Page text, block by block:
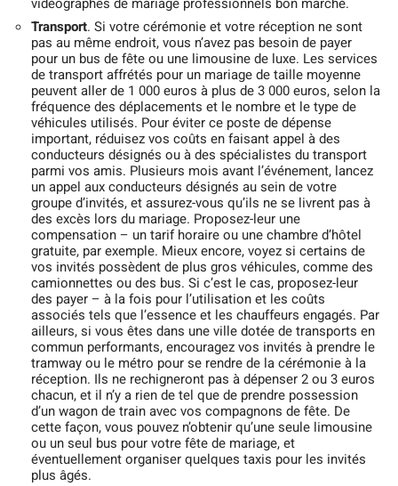
Transport. Si votre cérémonie et votre réception ne sont
pas au même endroit, vous n’avez pas besoin de payer
pour un bus de fête ou une limousine de luxe. Les services
de transport affrétés pour un mariage de taille moyenne
peuvent aller de 1 000 euros à plus de 3 000 euros, selon la
fréquence des déplacements et le nombre et le type de
véhicules utilisés. Pour éviter ce poste de dépense
important, réduisez vos coûts en faisant appel à des
conducteurs désignés ou à des spécialistes du transport
parmi vos amis. Plusieurs mois avant l’événement, lancez
un appel aux conducteurs désignés au sein de votre
groupe d’invités, et assurez-vous qu’ils ne se livrent pas à
des excès lors du mariage. Proposez-leur une
compensation – un tarif horaire ou une chambre d’hôtel
gratuite, par exemple. Mieux encore, voyez si certains de
vos invités possèdent de plus gros véhicules, comme des
camionnettes ou des bus. Si c’est le cas, proposez-leur
des payer – à la fois pour l’utilisation et les coûts
associés tels que l’essence et les chauffeurs engagés. Par
ailleurs, si vous êtes dans une ville dotée de transports en
commun performants, encouragez vos invités à prendre le
tramway ou le métro pour se rendre de la cérémonie à la
réception. Ils ne rechigneront pas à dépenser 2 ou 3 euros
chacun, et il n’y a rien de tel que de prendre possession
d’un wagon de train avec vos compagnons de fête. De
cette façon, vous pouvez n’obtenir qu’une seule limousine
ou un seul bus pour votre fête de mariage, et
éventuellement organiser quelques taxis pour les invités
plus âgés.